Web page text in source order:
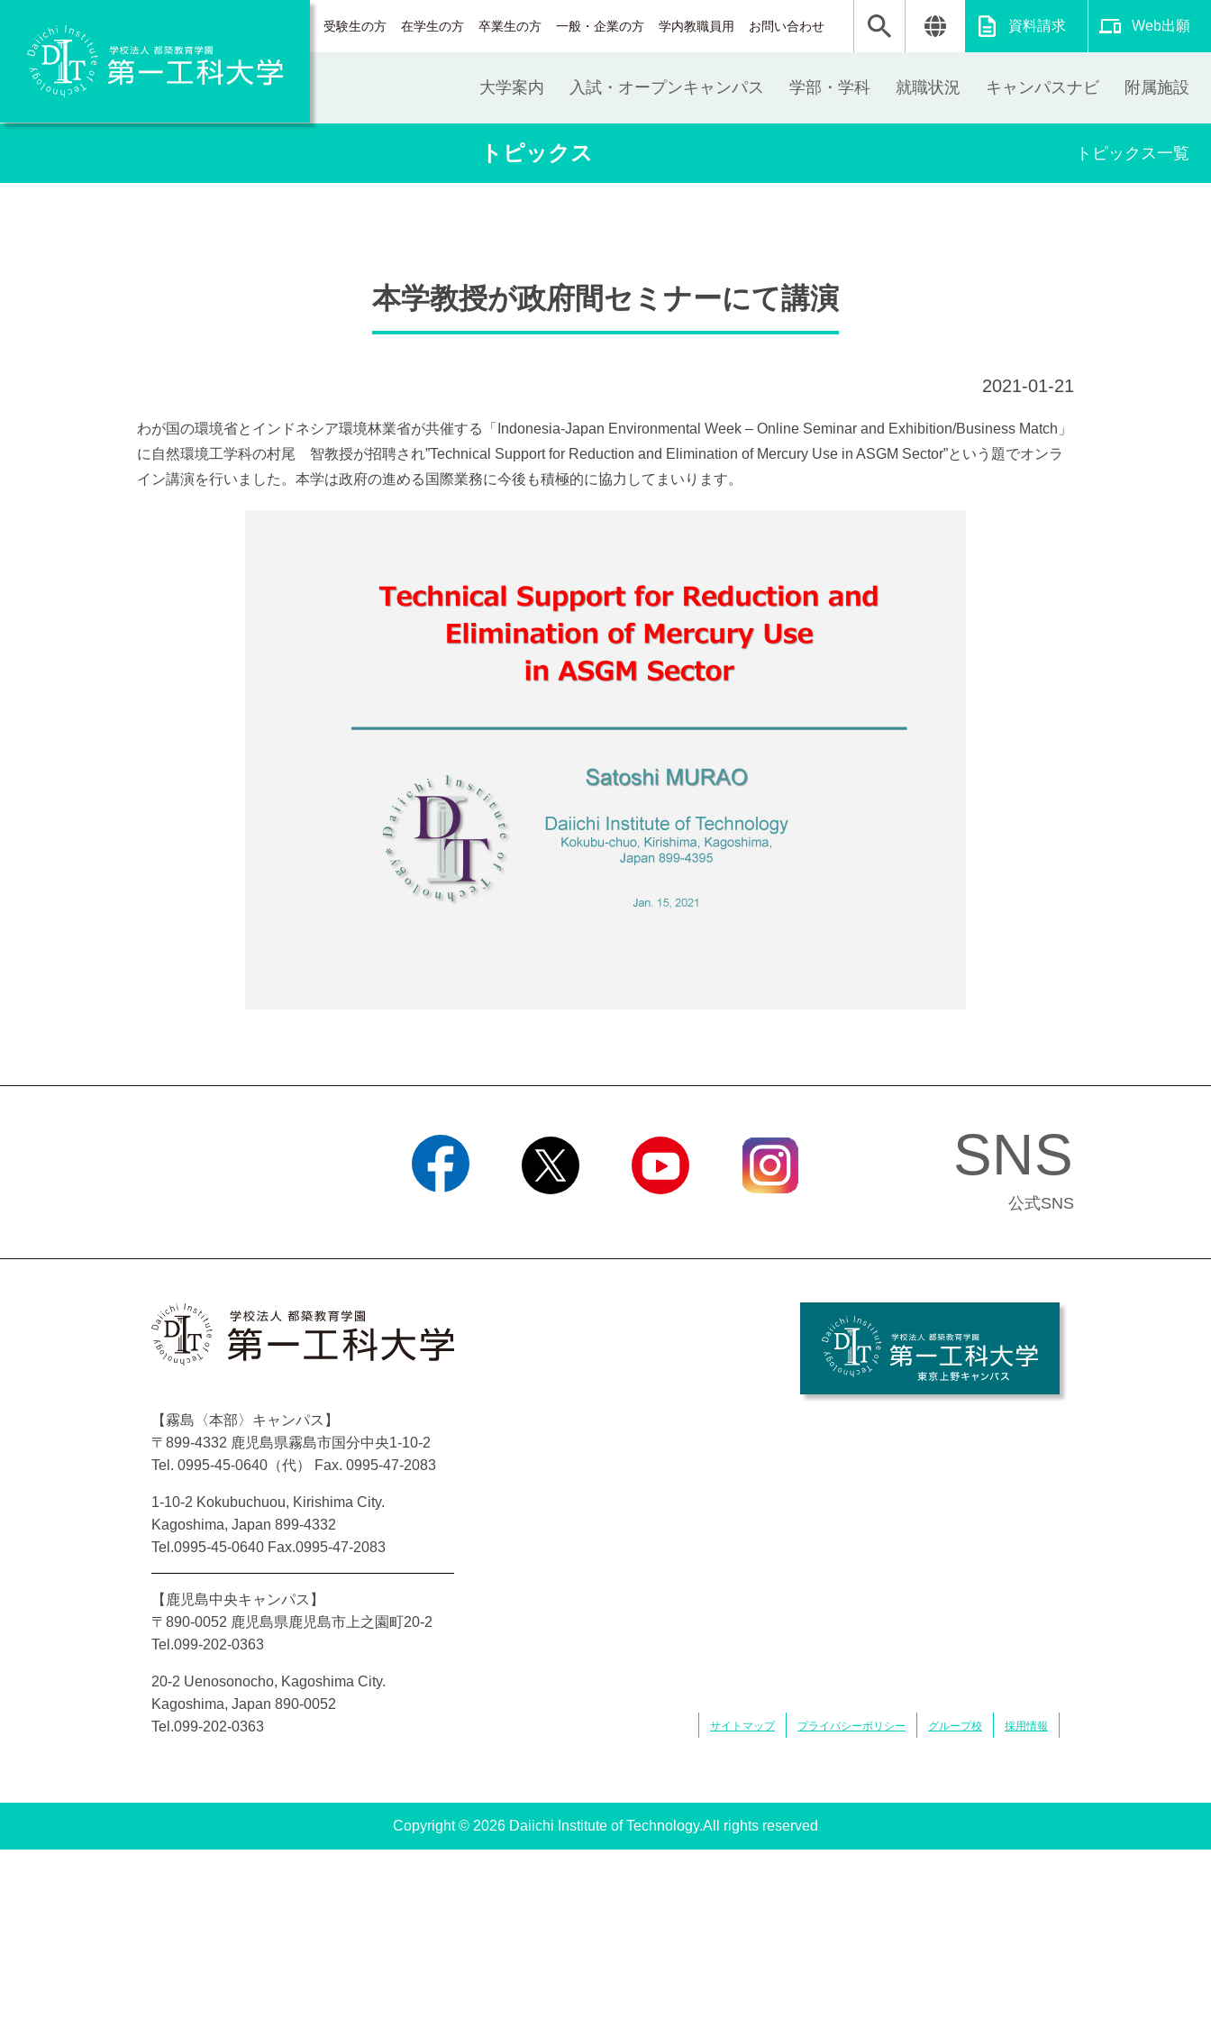
受験生の方 在学生の方 卒業生の方 一般・企業の方 学内教職員用 お問い合わせ 資料請求 Web出願
Daiichi Institute of Technology 大学案内 入試・オープンキャンパス 学部・学科 就職状況 キャンパスナビ 附属施設
トピックス トピックス一覧
本学教授が政府間セミナーにて講演
2021-01-21
わが国の環境省とインドネシア環境林業省が共催する「Indonesia-Japan Environmental Week – Online Seminar and Exhibition/Business Match」
に自然環境工学科の村尾 智教授が招聘され”Technical Support for Reduction and Elimination of Mercury Use in ASGM Sector”という題でオンラ
イン講演を行いました。本学は政府の進める国際業務に今後も積極的に協力してまいります。
SNS
公式SNS
【霧島〈本部〉キャンパス】
〒899-4332 鹿児島県霧島市国分中央1-10-2
Tel. 0995-45-0640（代）
Fax. 0995-47-2083
1-10-2 Kokubuchuou, Kirishima City.
Kagoshima, Japan 899-4332
Tel.0995-45-0640 Fax.0995-47-2083
【鹿児島中央キャンパス】
〒890-0052 鹿児島県鹿児島市上之園町20-2
Tel.099-202-0363
20-2 Uenosonocho, Kagoshima City.
Kagoshima, Japan 890-0052
Tel.099-202-0363
サイトマップ プライバシーポリシー グループ校 採用情報
Copyright © 2026 Daiichi Institute of Technology.All rights reserved